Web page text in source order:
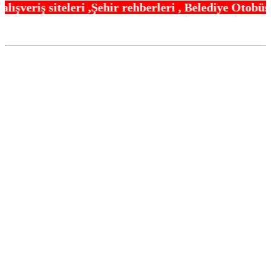
,Şehir rehberleri , Belediye